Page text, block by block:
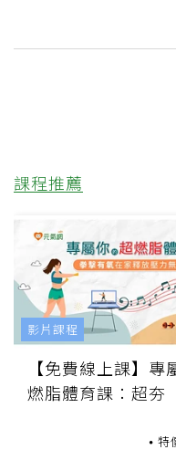
課程推薦
【免費線上課】專
燃脂體育課：超夯
特
影片課程